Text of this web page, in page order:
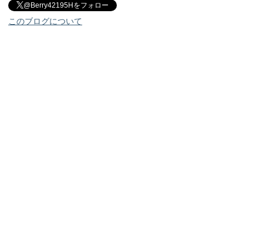
@Berry42195Hをフォロー
このブログについて